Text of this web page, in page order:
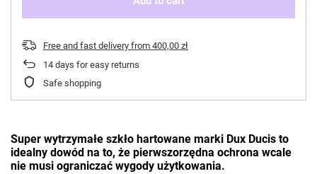
Free and fast delivery from 400,00 zł
14 days for easy returns
Safe shopping
Super wytrzymałe szkło hartowane marki Dux Ducis to
idealny dowód na to, że pierwszorzędna ochrona wcale
nie musi ograniczać wygody użytkowania.